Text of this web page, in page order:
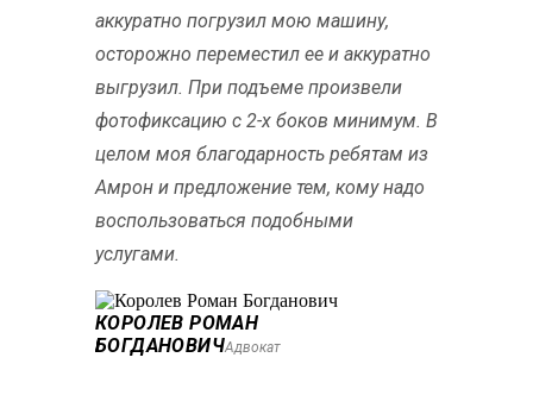
аккуратно погрузил мою машину,
осторожно переместил ее и аккуратно
выгрузил. При подъеме произвели
фотофиксацию с 2-х боков минимум. В
целом моя благодарность ребятам из
Амрон и предложение тем, кому надо
воспользоваться подобными
услугами.
КОРОЛЕВ РОМАН
БОГДАНОВИЧАдвокат